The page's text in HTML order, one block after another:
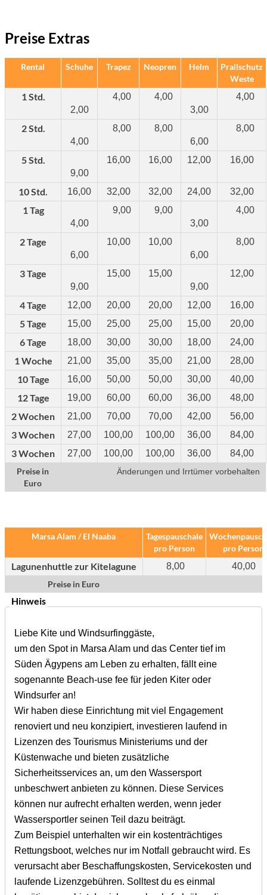
Preise Extras
Rental Schuhe Trapez Neopren Helm
Prallschutz
Weste
Preise in
Euro
Änderungen und Irrtümer vorbehalten
1 Std.
2,00
4,00
4,00
3,00
4,00
2 Std.
4,00
8,00
8,00
6,00
8,00
5 Std.
9,00
16,00 16,00 12,00 16,00
10 Std. 16,00 32,00 32,00 24,00 32,00
1 Tag
4,00
9,00
9,00
3,00
4,00
2 Tage
6,00
10,00
10,00
6,00
8,00
3 Tage
9,00
15,00
15,00
9,00
12,00
4 Tage 12,00 20,00 20,00 12,00 16,00
5 Tage 15,00 25,00 25,00 15,00 20,00
6 Tage 18,00 30,00 30,00 18,00 24,00
1 Woche 21,00 35,00 35,00 21,00 28,00
10 Tage 16,00 50,00 50,00 30,00 40,00
12 Tage 19,00 60,00 60,00 36,00 48,00
2 Wochen 21,00 70,00 70,00 42,00 56,00
3 Wochen 27,00 100,00 100,00 36,00 84,00
3 Wochen 27,00 100,00 100,00 36,00 84,00
Marsa Alam / El Naaba
Tagespauschale
pro Person
pro Person
Preise in Euro
Lagunenhuttle zur Kitelagune 8,00 40,00
Hinweis
Liebe Kite und Windsurfinggäste,
um den Spot in Marsa Alam und das Center tief im
Süden Ägypens am Leben zu erhalten, fällt eine
sogenannte Beach-use fee für jeden Kiter oder
Windsurfer an!
Wir haben diese Einrichtung mit viel Engagement
renoviert und neu konzipiert, investieren laufend in
Lizenzen des Tourismus Ministeriums und der
Küstenwache und bieten zusätzliche
Sicherheitsservices an, um den Wassersport
unbeschwert anbieten zu können. Diese Services
können nur aufrecht erhalten werden, wenn jeder
Wassersportler seinen Teil dazu beiträgt.
Zum Beispiel unterhalten wir ein kostenträchtiges
Rettungsboot, welches nur im Notfall gebraucht wird. Es
verursacht aber Beschaffungskosten, Servicekosten und
laufende Lizenzgebühren. Solltest du es einmal